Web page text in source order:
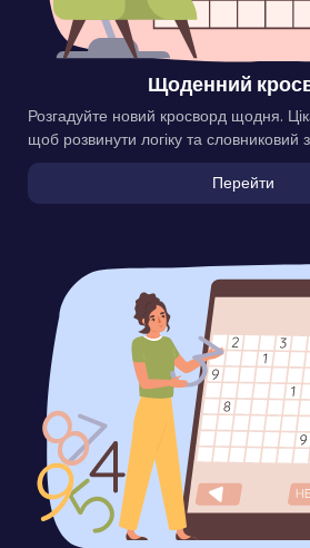
Щоденний
Розгадуйте новий кросворд щодня.
щоб розвинути логіку та словниковий
Перейти